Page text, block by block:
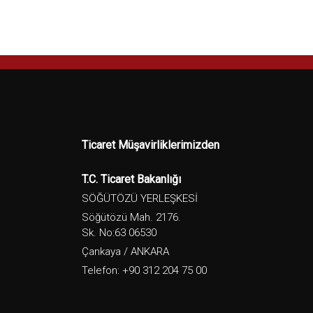
Ticaret Müşavirliklerimizden
T.C. Ticaret Bakanlığı
SÖĞÜTÖZÜ YERLEŞKESİ
Söğütözü Mah. 2176.
Sk. No:63 06530
Çankaya / ANKARA
Telefon: +90 312 204 75 00